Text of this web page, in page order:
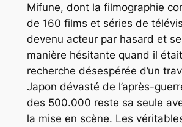
Mifune, dont la filmographie
de 160 films et séries de
devenu acteur par hasard et
manière hésitante quand il
recherche désespérée d’un
Japon dévasté de l’après-
des 500.000 reste sa seule
la mise en scène. Les